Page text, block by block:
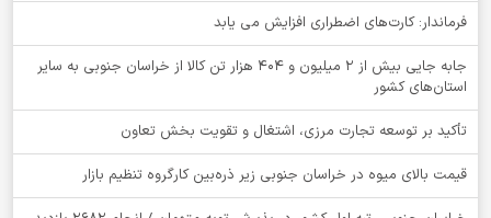
فرماندار: کارت‌های اضطراری افزایش می یابد
جابه جایی بیش از 2 میلیون و 404 هزار تن کالا از خراسان جنوبی به سایر
استان‌های کشور
تأکید بر توسعه تجارت مرزی، اشتغال و تقویت بخش تعاون
قیمت بالای میوه در خراسان جنوبی زیر ذره‌بین کارگروه تنظیم بازار